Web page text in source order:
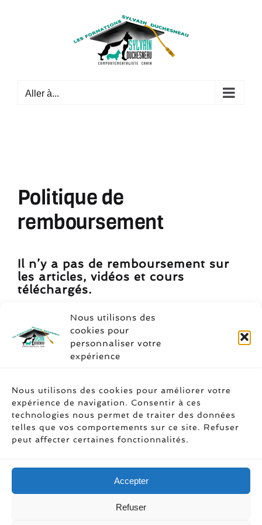
Nous utilisons des
cookies pour
personnaliser votre
expérience
Nous utilisons des cookies pour améliorer votre
expérience de navigation. Consentir à ces
technologies nous permet de traiter des données
telles que vos comportements sur ce site. Refuser
peut affecter certaines fonctionnalités.
Accepter
Refuser
Aller à...
Politique de
remboursement
Il n’y a pas de remboursement sur
les articles, vidéos et cours
téléchargés.
Soyez social